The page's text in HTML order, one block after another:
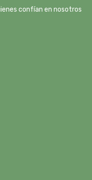
confían en nosotros